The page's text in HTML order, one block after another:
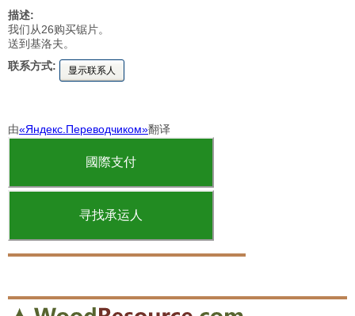
描述:
我们从26购买锯片。
送到基洛夫。
联系方式:
显示联系人
由«Яндекс.Переводчиком»翻译
國際支付
寻找承运人